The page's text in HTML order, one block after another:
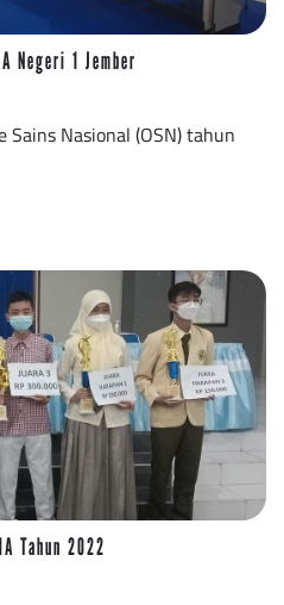
Negeri 1 Jember
Sains Nasional (OSN) tahun
Tahun 2022